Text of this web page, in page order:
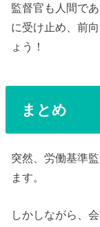
監督官も人間で
に受け止め、前
ょう！
まとめ
突然、労働基準
ます。
しかしながら、